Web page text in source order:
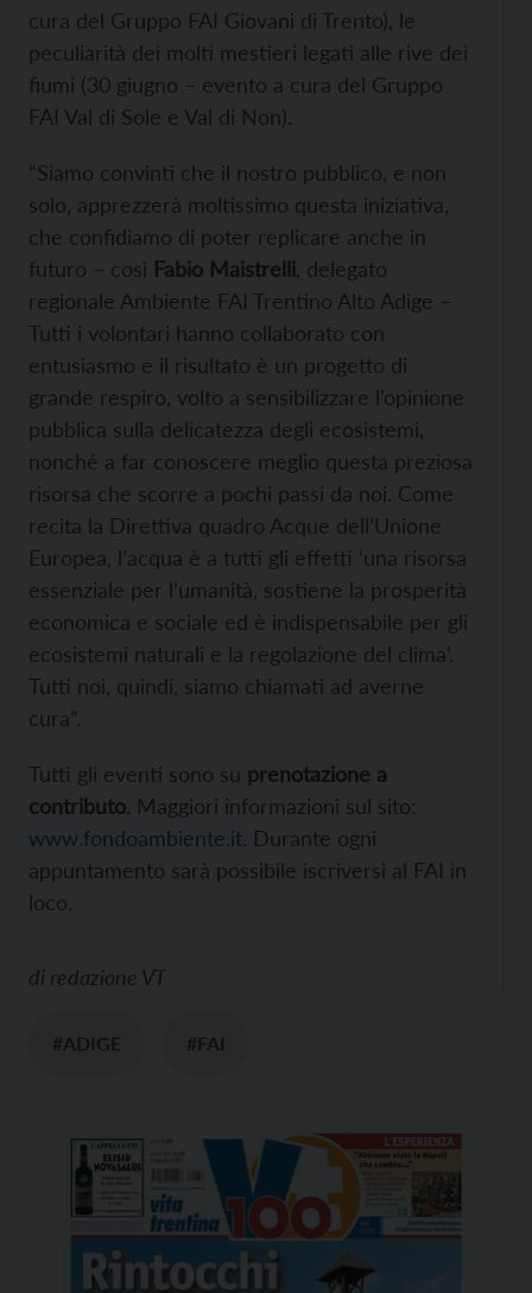
cura del Gruppo FAI Giovani di Trento), le
peculiarità dei molti mestieri legati alle rive dei
fiumi (30 giugno – evento a cura del Gruppo
FAI Val di Sole e Val di Non).
“Siamo convinti che il nostro pubblico, e non
solo, apprezzerà moltissimo questa iniziativa,
che confidiamo di poter replicare anche in
futuro – così Fabio Maistrelli , delegato
regionale Ambiente FAI Trentino Alto Adige –
Tutti i volontari hanno collaborato con
entusiasmo e il risultato è un progetto di
grande respiro, volto a sensibilizzare l’opinione
pubblica sulla delicatezza degli ecosistemi,
nonché a far conoscere meglio questa preziosa
risorsa che scorre a pochi passi da noi. Come
recita la Direttiva quadro Acque dell’Unione
Europea, l’acqua è a tutti gli effetti ‘una risorsa
essenziale per l’umanità, sostiene la prosperità
economica e sociale ed è indispensabile per gli
ecosistemi naturali e la regolazione del clima’.
Tutti noi, quindi, siamo chiamati ad averne
cura”.
Tutti gli eventi sono su prenotazione a
contributo. Maggiori informazioni sul sito:
www.fondoambiente.it. Durante ogni
appuntamento sarà possibile iscriversi al FAI in
loco.
di redazione VT
#ADIGE #FAI